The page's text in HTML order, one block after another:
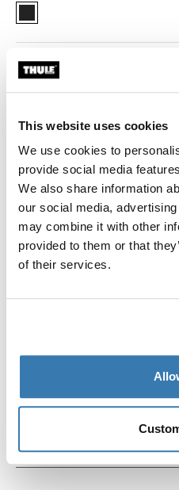
This website uses cookies
We use cookies to
provide social media
We also share information
our social media,
may combine it with other
provided to them or that
of their services.
Thule Vero cable lock Negro
Garantía Thule
Encontrar en tienda
Candado para bicicleta de
robusto proporciona un
seguridad y te permite
portabicicletas y tu
incluidos). La funda
está en uso.
Toggle
Especificaciones